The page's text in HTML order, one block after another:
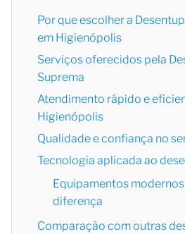
Por que escolher a
em Higienópolis
Serviços oferecidos pela
Suprema
Atendimento rápido e
Higienópolis
Qualidade e confiança no
Tecnologia aplicada ao
Equipamentos
diferença
Comparação com outras